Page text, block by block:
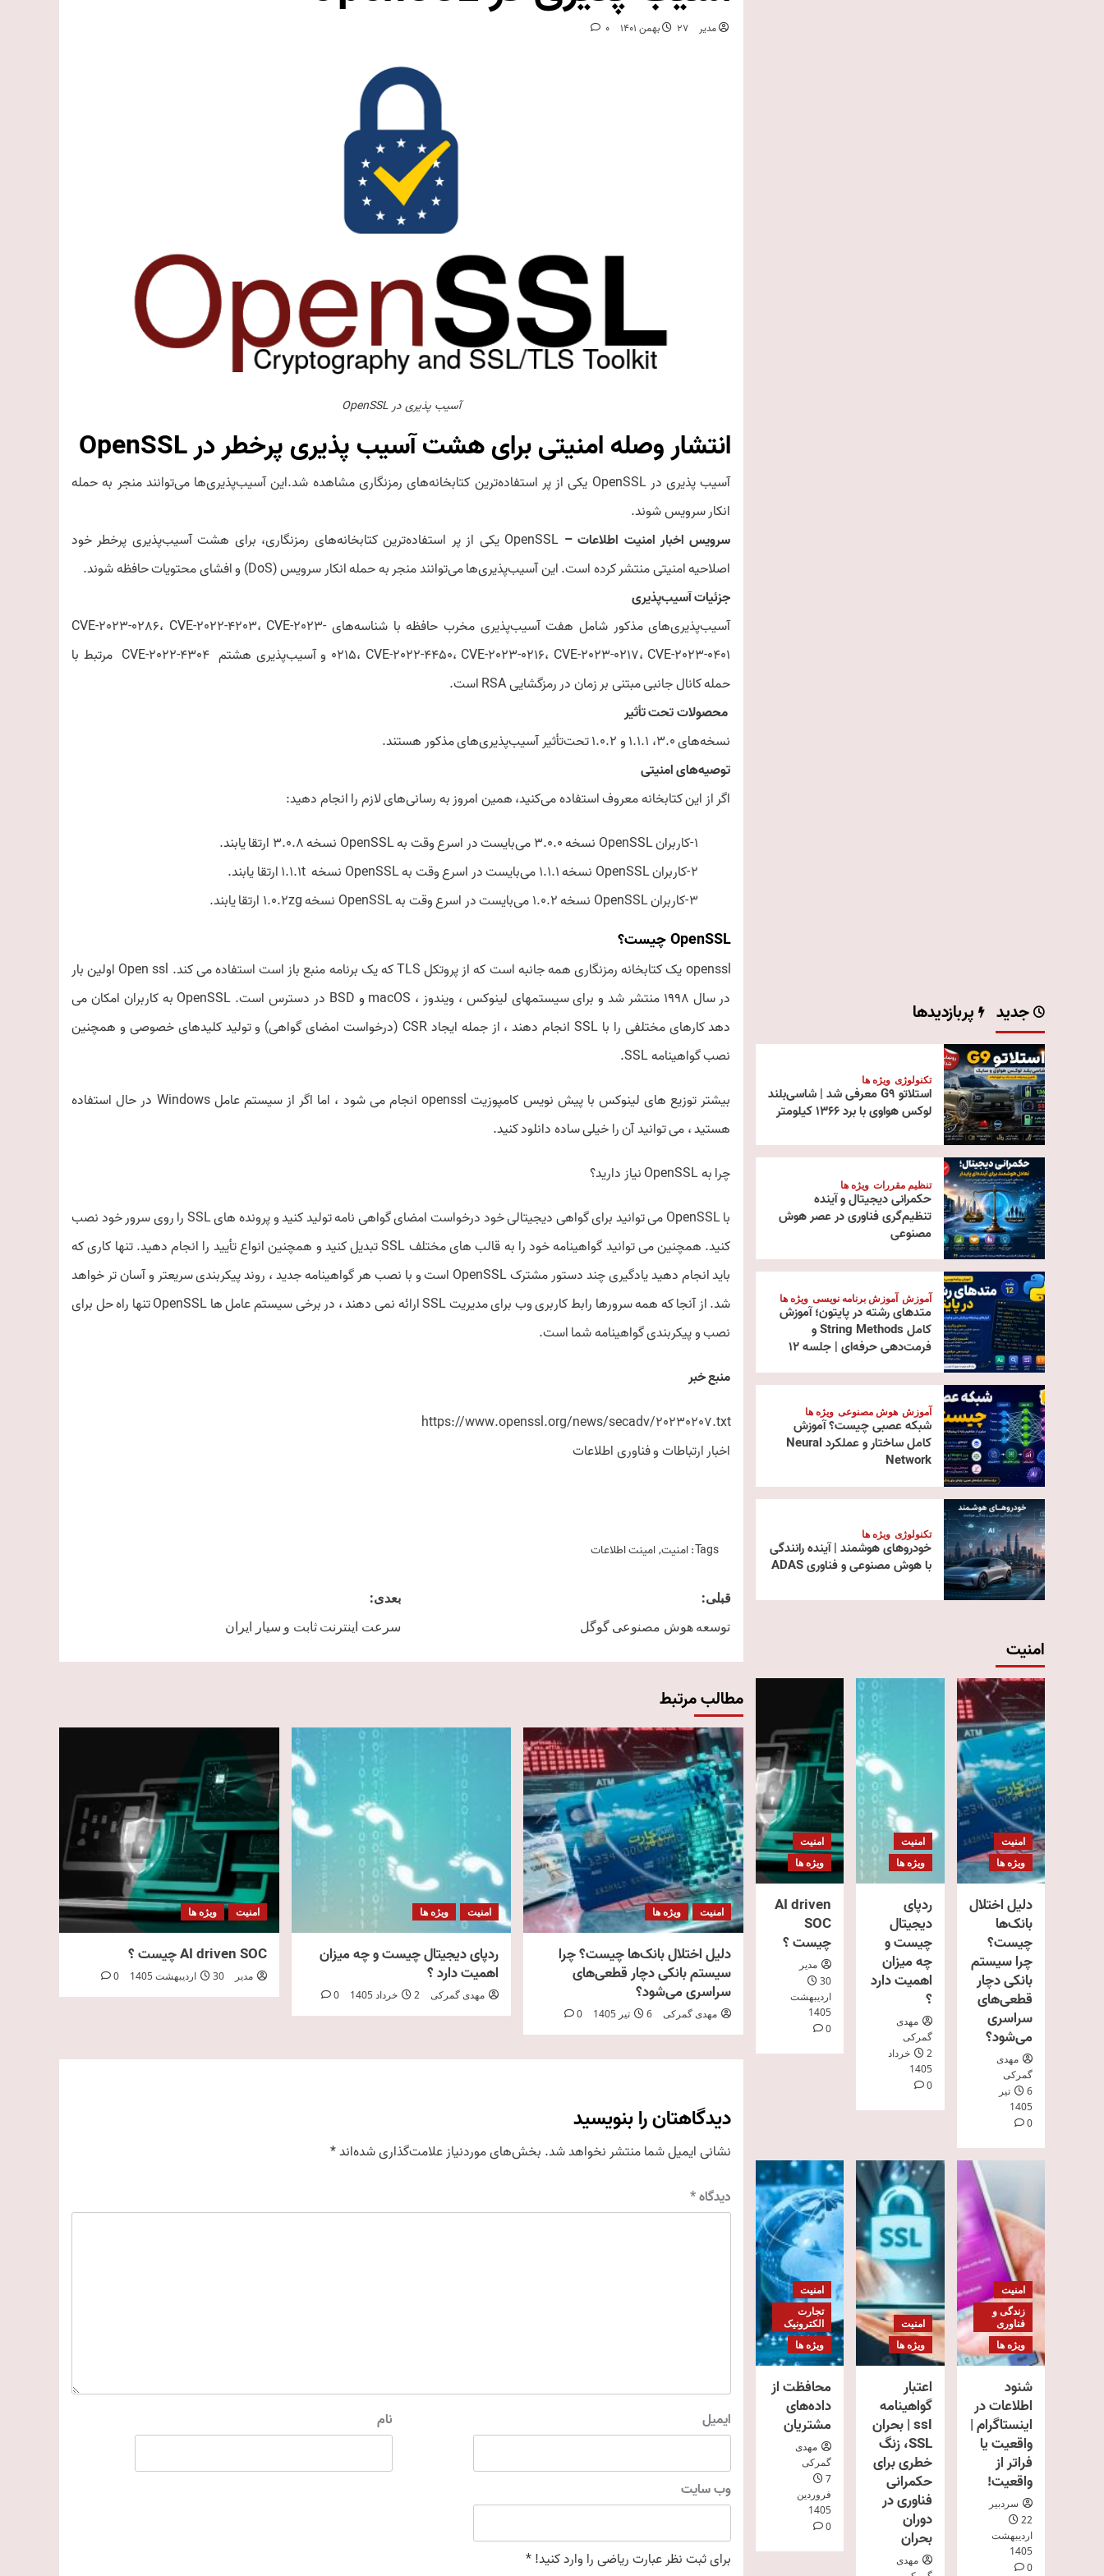
مدیر 27 بهمن 1401 0
آسیب‌‏ پذیری‏ در OpenSSL
انتشار وصله امنیتی برای هشت آسیب‌‏ پذیری‏ پرخطر در OpenSSL
آسیب‌‏ پذیری‏ در OpenSSL یکی از پر استفاده‌ترین کتابخانه‌های رمزنگاری مشاهده شد.این آسیب‌پذیری‌ها می‌توانند منجر به حمله
انکار سرویس شوند.
سرویس اخبار امنیت اطلاعات–
OpenSSL یکی از پر استفاده‌ترین کتابخانه‌های رمزنگاری، برای هشت آسیب‌‏پذیری پرخطر خود
اصلاحیه امنیتی منتشر کرده است. این آسیب‌پذیری‌ها می‌توانند منجر به حمله انکار سرویس (DoS) و افشای محتویات حافظه شوند.
جزئیات آسیب‌پذیری
آسیب‏‌پذیری‏‌های مذکور شامل هفت آسیب‏‌پذیری مخرب حافظه با شناسه‌های CVE-2023-0286، CVE-2022-4203، CVE-2023-
0215، CVE-2022-4450، CVE-2023-0216، CVE-2023-0217، CVE-2023-0401 و آسیب‏‌پذیری هشتم CVE-2022-4304 مرتبط با
حمله کانال جانبی مبتنی بر زمان در رمزگشایی RSA است.
محصولات تحت تأثیر
نسخه‌های 3.0، 1.1.1 و 1.0.2 تحت‌‎تأثیر آسیب‌پذیری‏‌های مذکور هستند.
توصیه‌های امنیتی
اگر از این کتابخانه معروف استفاده می‌کنید، همین امروز به رسانی‌های لازم را انجام دهید:
1-کاربران OpenSSL نسخه‌ 3.0.0 می‌بایست در اسرع وقت به OpenSSL نسخه 3.0.8 ارتقا یابند.
2-کاربران OpenSSL نسخه‌ 1.1.1 می‌بایست در اسرع وقت به OpenSSL نسخه 1.1.1t ارتقا یابند.
3-کاربران OpenSSL نسخه‌ 1.0.2 می‌بایست در اسرع وقت به OpenSSL نسخه 1.0.2zg ارتقا یابند.
OpenSSL چیست؟
openssl یک کتابخانه رمزنگاری همه جانبه است که از پروتکل TLS که یک برنامه منبع باز است استفاده می کند. Open ssl اولین بار
در سال 1998 منتشر شد و برای سیستمهای لینوکس ، ویندوز ، macOS و BSD در دسترس است. OpenSSL به کاربران امکان می
دهد کارهای مختلفی را با SSL انجام دهند ، از جمله ایجاد CSR (درخواست امضای گواهی) و تولید کلیدهای خصوصی و همچنین
نصب گواهینامه SSL.
بیشتر توزیع های لینوکس با پیش نویس کامپوزیت openssl انجام می شود ، اما اگر از سیستم عامل Windows در حال استفاده
هستید ، می توانید آن را خیلی ساده دانلود کنید.
چرا به OpenSSL نیاز دارید؟
با OpenSSL می توانید برای گواهی دیجیتالی خود درخواست امضای گواهی نامه تولید کنید و پرونده های SSL را روی سرور خود نصب
کنید. همچنین می توانید گواهینامه خود را به قالب های مختلف SSL تبدیل کنید و همچنین انواع تأیید را انجام دهید. تنها کاری که
باید انجام دهید یادگیری چند دستور مشترک OpenSSL است و با نصب هر گواهینامه جدید ، روند پیکربندی سریعتر و آسان تر خواهد
شد. از آنجا که همه سرورها رابط کاربری وب برای مدیریت SSL ارائه نمی دهند ، در برخی سیستم عامل ها OpenSSL تنها راه حل برای
نصب و پیکربندی گواهینامه شما است.
منبع خبر
https://www.openssl.org/news/secadv/20230207.txt
اخبار ارتباطات و فناوری اطلاعات
Tags: امنیت,امینت اطلاعات
Post
navigation
قبلی:
توسعه هوش مصنوعی گوگل
بعدی:
سرعت اینترنت ثابت و سیار ایران
مطالب مرتبط
امنیت ویژه ها
دلیل اختلال بانک‌ها چیست؟ چرا
سیستم بانکی دچار قطعی‌های
سراسری می‌شود؟
مهدی گمرکی 6 تیر 1405 0
امنیت ویژه ها
ردپای دیجیتال چیست و چه میزان
اهمیت دارد ؟
مهدی گمرکی 2 خرداد 1405 0
امنیت ویژه ها
AI driven SOC چیست ؟
مدیر 30 اردیبهشت 1405 0
دیدگاهتان را بنویسید
نشانی ایمیل شما منتشر نخواهد شد. بخش‌های موردنیاز علامت‌گذاری شده‌اند*
دیدگاه*
نام ایمیل
وب‌ سایت
برای ثبت نظر عبارت ریاضی را وارد کنید!*
جدید پربازدیدها
تکنولوژی ویژه ها
استلاتو G9 معرفی شد | شاسی‌بلند
لوکس هواوی با برد ۱۳۶۶ کیلومتر
تنظیم مقررات ویژه ها
حکمرانی دیجیتال و آینده
تنظیم‌گری فناوری در عصر هوش
مصنوعی
آموزش آموزش برنامه نویسی ویژه ها
متدهای رشته در پایتون؛ آموزش
کامل String Methods و
فرمت‌دهی حرفه‌ای | جلسه ۱۲
آموزش هوش مصنوعی ویژه ها
شبکه عصبی چیست؟ آموزش
کامل ساختار و عملکرد Neural
Network
تکنولوژی ویژه ها
خودروهای هوشمند | آینده رانندگی
با هوش مصنوعی و فناوری ADAS
امنیت
امنیت
ویژه ها
دلیل اختلال
بانک‌ها
چیست؟
چرا سیستم
بانکی دچار
قطعی‌های
سراسری
می‌شود؟
مهدی
گمرکی
6 تیر
1405
0
امنیت
ویژه ها
ردپای
دیجیتال
چیست و
چه میزان
اهمیت دارد
؟
مهدی
گمرکی
2 خرداد
1405
0
امنیت
ویژه ها
AI driven
SOC
چیست ؟
مدیر
30
اردیبهشت
1405
0
امنیت
زندگی و
فناوری
ویژه ها
شنود
اطلاعات در
اینستاگرام |
واقعیت یا
فراتر از
واقعیت!
سردبیر
22
اردیبهشت
1405
0
امنیت
ویژه ها
اعتبار
گواهینامه
ssl | بحران
SSL، زنگ
خطری برای
حکمرانی
فناوری در
دوران
بحران
مهدی
امنیت
تجارت
الکترونیک
ویژه ها
محافظت از
داده‌های
مشتریان
مهدی
گمرکی
7
فروردین
1405
0